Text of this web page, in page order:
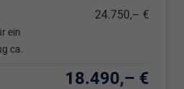
ein
ca.
24.750,– €
18.490,– €